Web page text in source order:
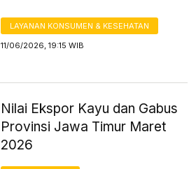
LAYANAN KONSUMEN & KESEHATAN
11/06/2026, 19:15 WIB
Nilai Ekspor Kayu dan Gabus
Provinsi Jawa Timur Maret
2026